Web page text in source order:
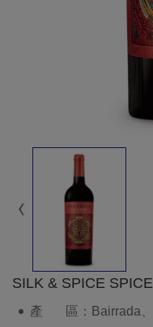
SILK & SPICE
產 區：Bairrada、